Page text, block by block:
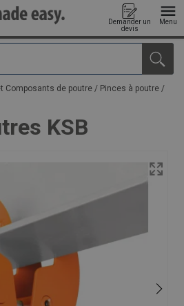
Demander un
devis
Menu
Composants de poutre / Pinces à poutre /
KSB